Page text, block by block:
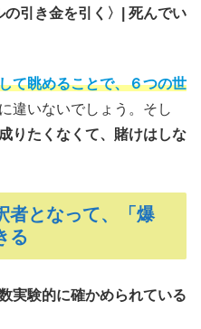
の引き金を引く〉| 死んでい
て眺めることで、６つの世
に違いないでしょう。そし
りたくなくて、賭けはしな
者となって、「爆
る
実験的に確かめられている